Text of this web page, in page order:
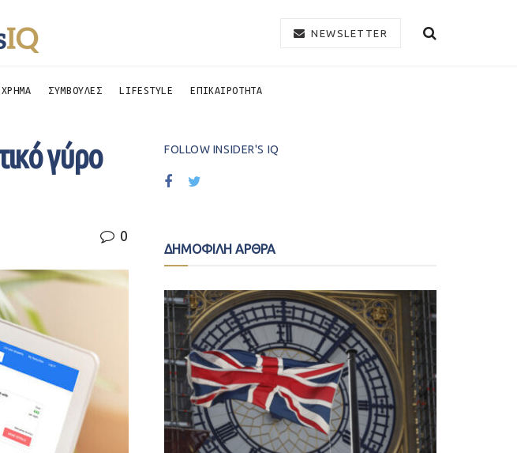
NEWSLETTER
ΧΡΗΜΑ ΣΥΜΒΟΥΛΕΣ LIFESTYLE ΕΠΙΚΑΙΡΟΤΗΤΑ
γύρο
0
FOLLOW INSIDER'S IQ
ΔΗΜΟΦΙΛΗ ΑΡΘΡΑ